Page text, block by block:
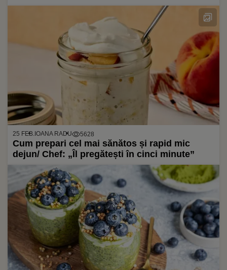
25 FEB. IOANA RADU 5628
Cum prepari cel mai sănătos și rapid mic
dejun/ Chef: „Îl pregătești în cinci minute”